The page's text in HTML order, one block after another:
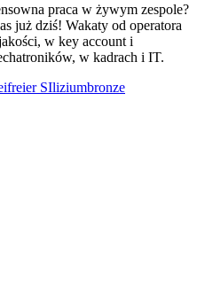
praca w żywym zespole?
już dziś! Wakaty od operatora
w key account i
w kadrach i IT.